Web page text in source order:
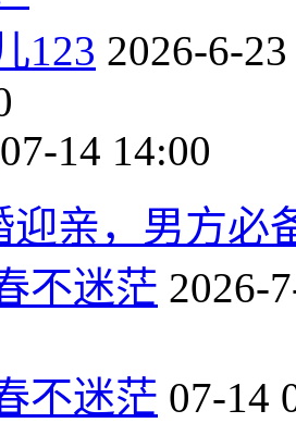
123 2026-6-23
07-14 14:00
迎亲，男方必
不迷茫 2026-
不迷茫 07-14